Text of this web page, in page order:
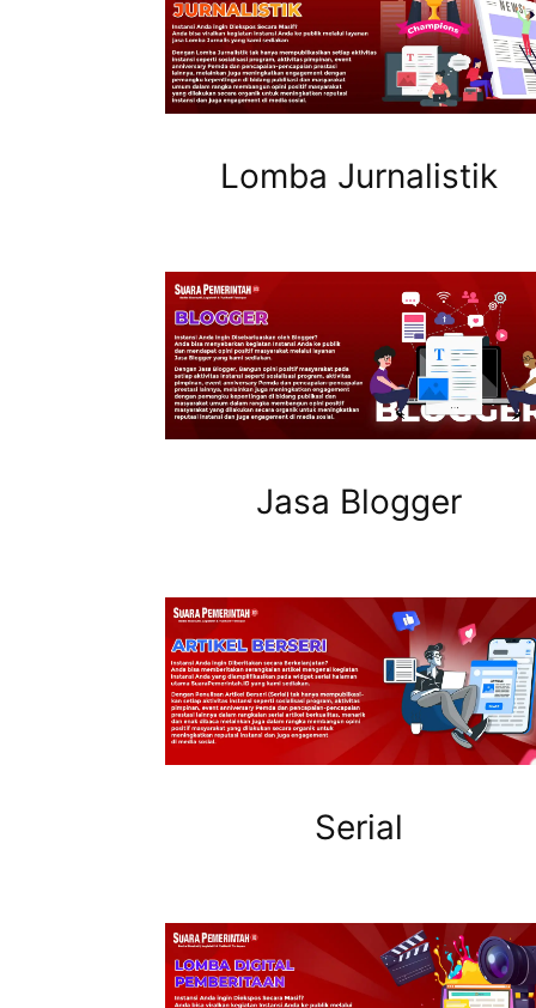
Lomba Jurnalistik
Jasa Blogger
Serial